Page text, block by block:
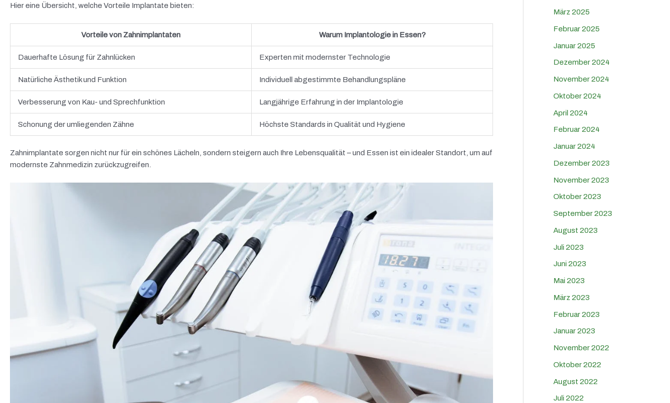
Hier eine Übersicht, welche Vorteile Implantate bieten:
Vorteile von Zahnimplantaten Warum Implantologie in Essen?
Dauerhafte Lösung für Zahnlücken Experten mit modernster Technologie
Natürliche Ästhetik und Funktion Individuell abgestimmte Behandlungspläne
Verbesserung von Kau- und Sprechfunktion Langjährige Erfahrung in der Implantologie
Schonung der umliegenden Zähne Höchste Standards in Qualität und Hygiene
Zahnimplantate sorgen nicht nur für ein schönes Lächeln, sondern steigern auch Ihre Lebensqualität – und Essen ist ein idealer Standort, um auf
modernste Zahnmedizin zurückzugreifen.
März 2025
Februar 2025
Januar 2025
Dezember 2024
November 2024
Oktober 2024
April 2024
Februar 2024
Januar 2024
Dezember 2023
November 2023
Oktober 2023
September 2023
August 2023
Juli 2023
Juni 2023
Mai 2023
März 2023
Februar 2023
Januar 2023
November 2022
Oktober 2022
August 2022
Juli 2022